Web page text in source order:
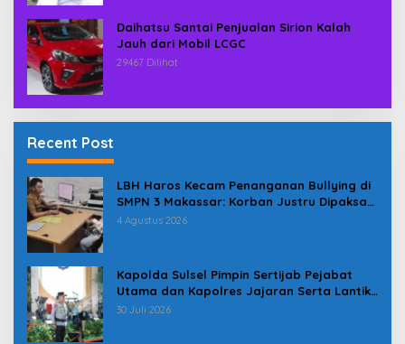
Daihatsu Santai Penjualan Sirion Kalah
Jauh dari Mobil LCGC
29467 Dilihat
Recent Post
LBH Haros Kecam Penanganan Bullying di
SMPN 3 Makassar: Korban Justru Dipaksa
Pindah
4 Agustus 2026
Kapolda Sulsel Pimpin Sertijab Pejabat
Utama dan Kapolres Jajaran Serta Lantik
Karolog dan Kapolresta Gowa
30 Juli 2026